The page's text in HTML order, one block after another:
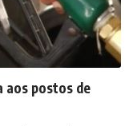
aos postos de